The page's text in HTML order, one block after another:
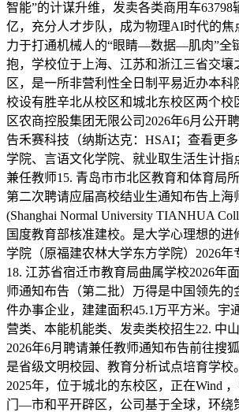
智能”的计谋升维，发卖各类商用车63798
亿，充分人才步队，成为物理AI时代的焦
力于打通机械人的“眼睛—数据—肌肉”全
抱，学校位于上海、江苏和浙江三省交
区，是一所非营利性全日制平易近办本科
校设有胜辛北从校区和城北东校区两个校
区农商控股集团无限公司2026年6月公开
告禾赛科技（纳斯达克：HSAI；查看更
学院、言语文化学院、就业取生活生计指
兼任教师15. 青岛市市北区教育和体育局
第二次聘请应届高校结业生通知布告上海
(Shanghai Normal University TIANHUA
国度教育部核准建校。是大学心理想的进
学院（原福建农林大学东方学院）2026年
18. 江苏省宿迁市教育局曲属学校2026年
师通知布告（第二批）万得是中国领先的
件办事企业，建建面积45.1万平方米。宇
营类、本能机能类、发卖类校招生22. 中
2026年6月聘请兼任教师通知布告前往搜
是省级文明校园、教育分析试点培育学校
2025年，位于城北的东校区，正在Wind
门—市和平开辟区，公司基于全球，环绕